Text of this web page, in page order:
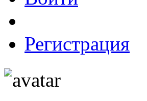
Регистрация